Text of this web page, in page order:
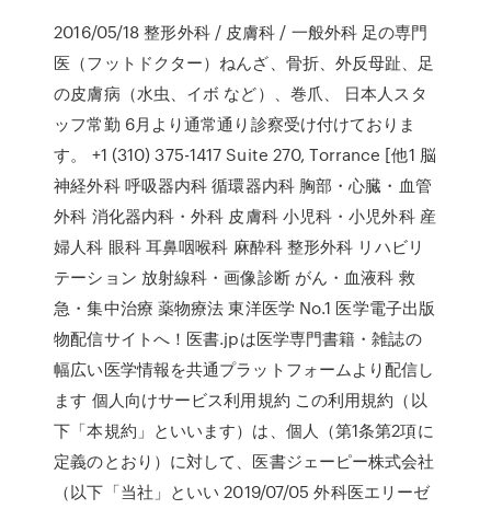
2016/05/18 整形外科 / 皮膚科 / 一般外科 足の専門
医（フットドクター）ねんざ、骨折、外反母趾、足
の皮膚病（水虫、イボ など）、巻爪、 日本人スタ
ッフ常勤 6月より通常通り診察受け付けておりま
す。 +1 (310) 375-1417 Suite 270, Torrance [他1 脳
神経外科 呼吸器内科 循環器内科 胸部・心臓・血管
外科 消化器内科・外科 皮膚科 小児科・小児外科 産
婦人科 眼科 耳鼻咽喉科 麻酔科 整形外科 リハビリ
テーション 放射線科・画像診断 がん・血液科 救
急・集中治療 薬物療法 東洋医学 No.1 医学電子出版
物配信サイトへ！医書.jpは医学専門書籍・雑誌の
幅広い医学情報を共通プラットフォームより配信し
ます 個人向けサービス利用規約 この利用規約（以
下「本規約」といいます）は、個人（第1条第2項に
定義のとおり）に対して、医書ジェーピー株式会社
（以下「当社」といい 2019/07/05 外科医エリーゼ